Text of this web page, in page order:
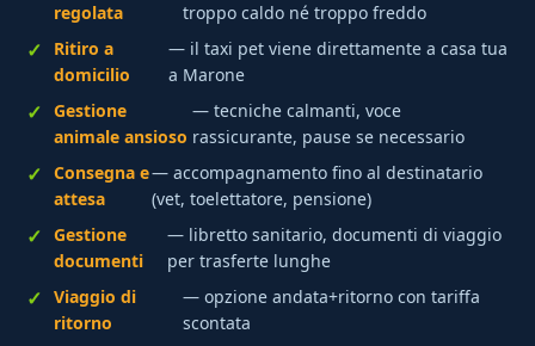
regolata
troppo caldo né troppo freddo
Ritiro a
domicilio
— il taxi pet viene direttamente a casa tua
a Marone
Gestione
animale ansioso
— tecniche calmanti, voce
rassicurante, pause se necessario
Consegna e
attesa
— accompagnamento fino al destinatario
(vet, toelettatore, pensione)
Gestione
documenti
— libretto sanitario, documenti di viaggio
per trasferte lunghe
Viaggio di
ritorno
— opzione andata+ritorno con tariffa
scontata